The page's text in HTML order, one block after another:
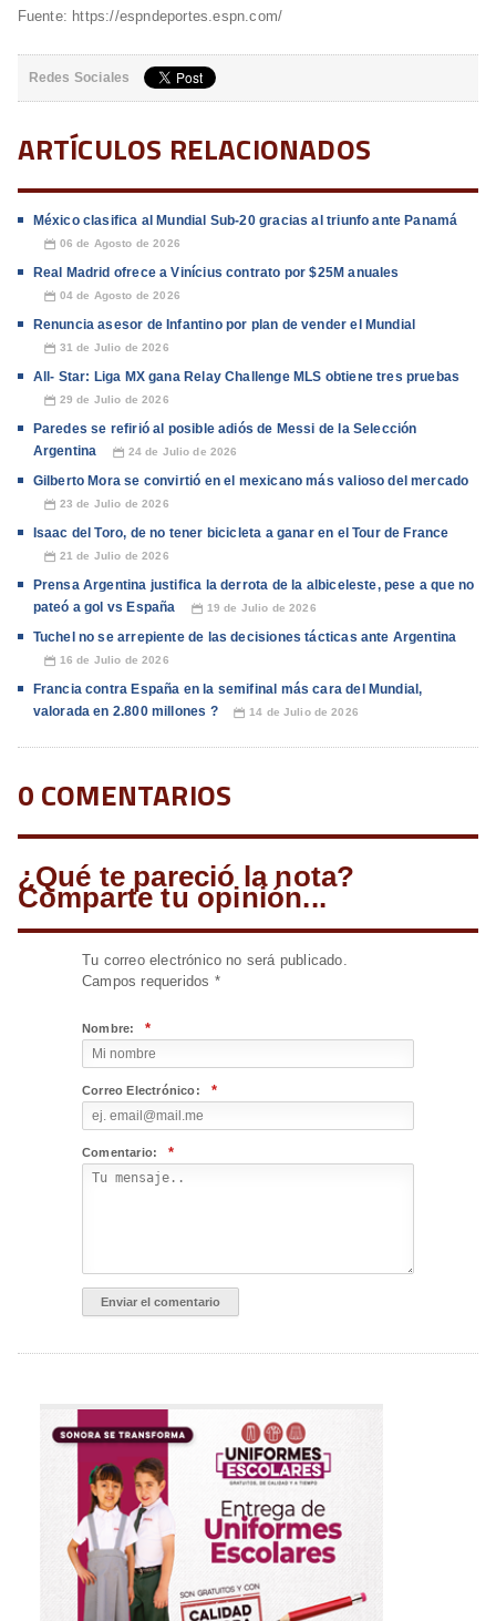
Fuente: https://espndeportes.espn.com/
Redes Sociales
ARTÍCULOS RELACIONADOS
México clasifica al Mundial Sub-20 gracias al triunfo ante Panamá
📅 06 de Agosto de 2026
Real Madrid ofrece a Vinícius contrato por $25M anuales
📅 04 de Agosto de 2026
Renuncia asesor de Infantino por plan de vender el Mundial
📅 31 de Julio de 2026
All- Star: Liga MX gana Relay Challenge MLS obtiene tres pruebas
📅 29 de Julio de 2026
Paredes se refirió al posible adiós de Messi de la Selección
Argentina
📅 24 de Julio de 2026
Gilberto Mora se convirtió en el mexicano más valioso del mercado
📅 23 de Julio de 2026
Isaac del Toro, de no tener bicicleta a ganar en el Tour de France
📅 21 de Julio de 2026
Prensa Argentina justifica la derrota de la albiceleste, pese a que no
pateó a gol vs España
📅 19 de Julio de 2026
Tuchel no se arrepiente de las decisiones tácticas ante Argentina
📅 16 de Julio de 2026
Francia contra España en la semifinal más cara del Mundial,
valorada en 2.800 millones ?
📅 14 de Julio de 2026
0 COMENTARIOS
¿Qué te pareció la nota?
Comparte tu opinión...
Tu correo electrónico no será publicado.
Campos requeridos *
Nombre: *
Correo Electrónico: *
Comentario: *